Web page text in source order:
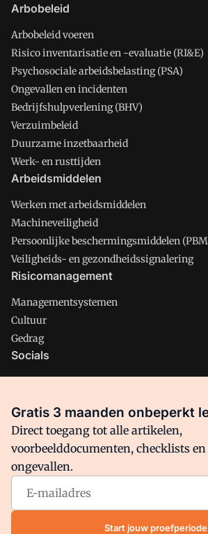
Arbobeleid
Arbobeleid voeren
Risico inventarisatie en -evaluatie (RI&E)
Psychosociale arbeidsbelasting (PSA)
Ongevallen en incidenten
Bedrijfshulpverlening (BHV)
Verzuimbeleid
Duurzame inzetbaarheid
Werk- en rusttijden
Arbeidsmiddelen
Werken met arbeidsmiddelen
Machineveiligheid
Persoonlijke beschermingsmiddelen
Veiligheids- en gezondheidssignalering
Risicomanagement
Managementsystemen
Cultuur
Gedrag
Socials
Facebook
Arbo is onderdeel van VMN media. Lees in
VMN media voor staat. Op gebruik van
volgende regelingen van toepassing:
Privacy en Cookie beleid|Privacy
Gratis 3 maanden onbeperkt
Direct toegang tot alle artikelen,
voorbeelddocumenten, checklists en
ongevallen.
Start jouw proefperiode